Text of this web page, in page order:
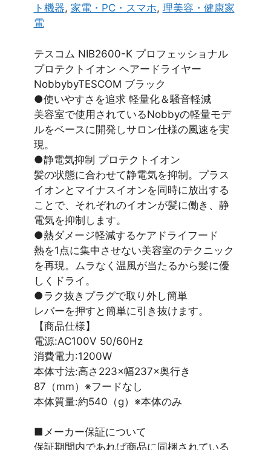
ト機器, 家電・PC・スマホ, 理美容・健康家
電
テスコム NIB2600-K プロフェッショナル
プロテクトイオン ヘアードライヤー
NobbybyTESCOM ブラック
●使いやすさを追求 軽量化＆騒音軽減
美容室で使用されているNobbyの軽量モデ
ルをベースに開発しサロン仕様の風速を実
現。
●静電気抑制 プロテクトイオン
髪の状態に合わせて静電気を抑制。プラス
イオンとマイナスイオンを同時に放出する
ことで、それぞれのイオンが髪に働き、静
電気を抑制します。
●熱ダメージ軽減するケアドライフード
熱を1点に集中させない美容室のテクニック
を再現。ムラなく温風が当たるから髪に優
しくドライ。
●ラク抜きプラグで取り外し簡単
レバーを押すと簡単に引き抜けます。
【商品仕様】
電源:AC100V 50/60Hz
消費電力:1200W
本体寸法:高さ223×幅237×奥行き
87（mm）※フードなし
本体質量:約540（g）※本体のみ
■メーカー保証について
保証期間内であれば商品に同梱されている